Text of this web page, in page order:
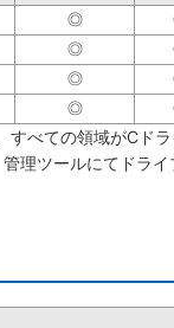
◎
◎
◎
◎
すべての領域がCド
理ツールにてドラ